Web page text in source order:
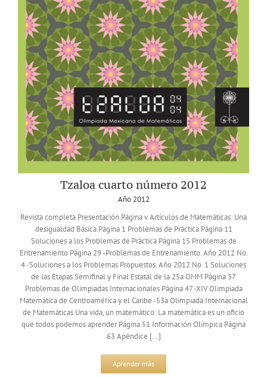
Tzaloa cuarto número 2012
Año 2012
Revista completa Presentación Página v Artículos de Matemáticas: Una
desigualdad Básica Página 1 Problemas de Práctica Página 11
Soluciones a los Problemas de Práctica Página 15 Problemas de
Entrenamiento Página 29 -Problemas de Entrenamiento. Año 2012 No.
4 -Soluciones a los Problemas Propuestos. Año 2012 No. 1 Soluciones
de las Etapas Semifinal y Final Estatal de la 25a OMM Página 37
Problemas de Olimpiadas Internacionales Página 47 -XIV Olimpiada
Matemática de Centroamérica y el Caribe -53a Olimpiada Internacional
de Matemáticas Una vida, un matemático: La matemática es un oficio
que todos podemos aprender Página 51 Información Olímpica Página
63 Apéndice [...]
Aprender más